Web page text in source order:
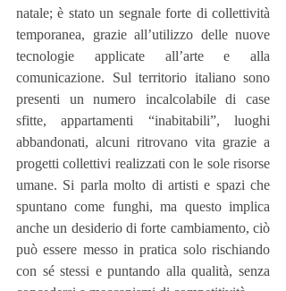
natale; è stato un segnale forte di collettività
temporanea, grazie all’utilizzo delle nuove
tecnologie applicate all’arte e alla
comunicazione. Sul territorio italiano sono
presenti un numero incalcolabile di case
sfitte, appartamenti “inabitabili”, luoghi
abbandonati, alcuni ritrovano vita grazie a
progetti collettivi realizzati con le sole risorse
umane. Si parla molto di artisti e spazi che
spuntano come funghi, ma questo implica
anche un desiderio di forte cambiamento, ciò
può essere messo in pratica solo rischiando
con sé stessi e puntando alla qualità, senza